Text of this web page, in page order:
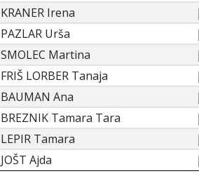
KRANER Irena
PAZLAR Urša
SMOLEC Martina
FRIŠ LORBER Tanaja
BAUMAN Ana
BREZNIK Tamara Tara
LEPIR Tamara
JOŠT Ajda